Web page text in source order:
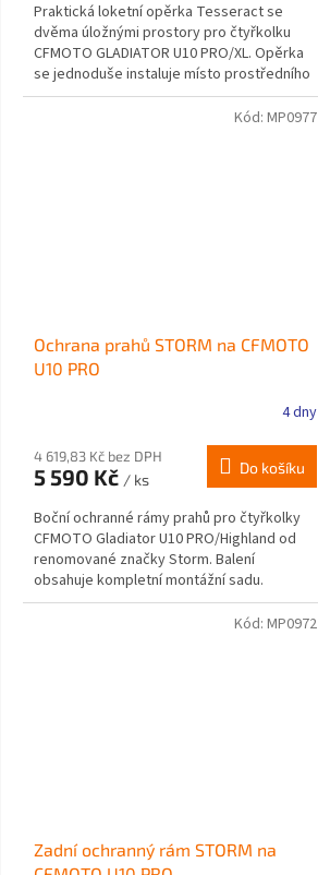
Praktická loketní opěrka Tesseract se
dvěma úložnými prostory pro čtyřkolku
CFMOTO GLADIATOR U10 PRO/XL. Opěrka
se jednoduše instaluje místo prostředního
sedadla,...
Ochrana prahů STORM na CFMOTO
U10 PRO
4 dny
4 619,83 Kč bez DPH
5 590 Kč / ks
Do košíku
Boční ochranné rámy prahů pro čtyřkolky
CFMOTO Gladiator U10 PRO/Highland od
renomované značky Storm. Balení
obsahuje kompletní montážní sadu.
Kód: MP0977
Zadní ochranný rám STORM na
Kód: MP0972